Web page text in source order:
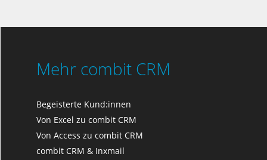
Mehr combit CRM
Begeisterte Kund:innen
Von Excel zu combit CRM
Von Access zu combit CRM
combit CRM & Inxmail